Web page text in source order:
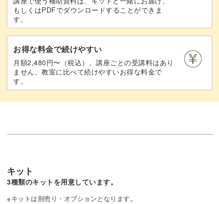
もしくはPDFでダウンロードすることができま
す。
お得な料金で続けやすい
月額2,480円〜（税込）。講座ごとの受講料はあり
ません。教室に比べて続けやすいお得な料金で
す。
キット
3種類のキットを用意しています。
※キットは別売り・オプションとなります。